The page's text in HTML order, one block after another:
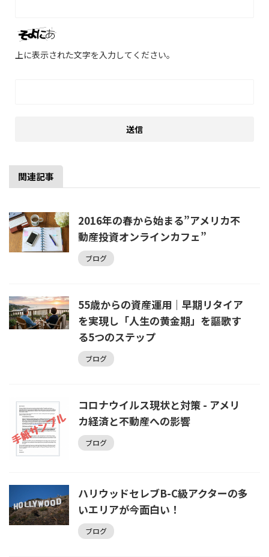
上に表示された文字を入力してください。
関連記事
2016年の春から始まる”アメリカ不
動産投資オンラインカフェ”
ブログ
55歳からの資産運用｜早期リタイア
を実現し「人生の黄金期」を謳歌す
る5つのステップ
ブログ
コロナウイルス現状と対策 - アメリ
カ経済と不動産への影響
ブログ
ハリウッドセレブB-C級アクターの多
いエリアが今面白い！
ブログ